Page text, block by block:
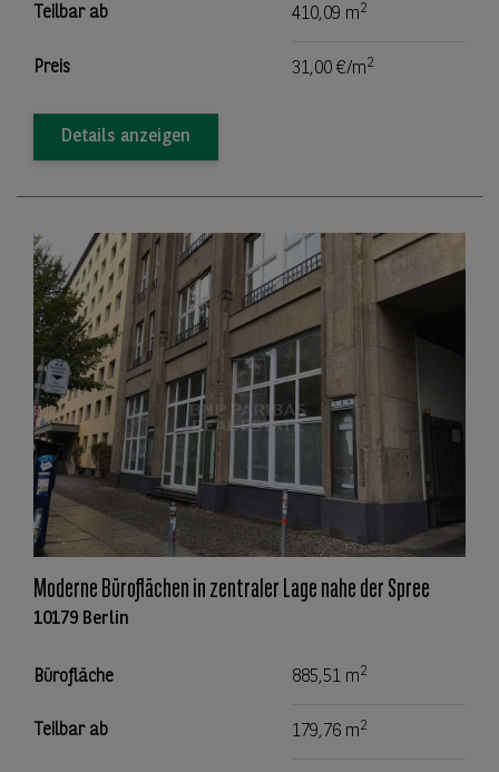
Teilbar ab 410,09 m2
Preis 31,00 €/m2
Details anzeigen
Moderne Büroflächen in zentraler Lage nahe der Spree
10179 Berlin
Bürofläche 885,51 m2
Teilbar ab 179,76 m2